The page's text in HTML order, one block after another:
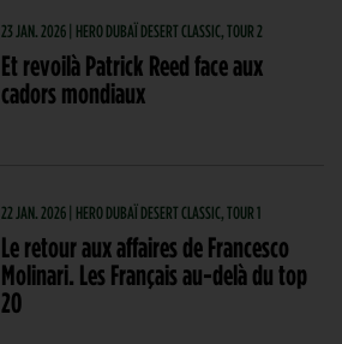
23 JAN. 2026 | HERO DUBAÏ DESERT CLASSIC, TOUR 2
Et revoilà Patrick Reed face aux
cadors mondiaux
22 JAN. 2026 | HERO DUBAÏ DESERT CLASSIC, TOUR 1
Le retour aux affaires de Francesco
Molinari. Les Français au-delà du top
20